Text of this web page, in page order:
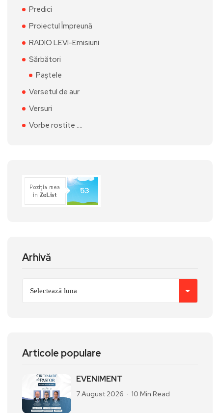
Predici
Proiectul Împreună
RADIO LEVI-Emisiuni
Sărbători
Paștele
Versetul de aur
Versuri
Vorbe rostite ….
Arhivă
Articole populare
EVENIMENT
7 August 2026 10 Min Read